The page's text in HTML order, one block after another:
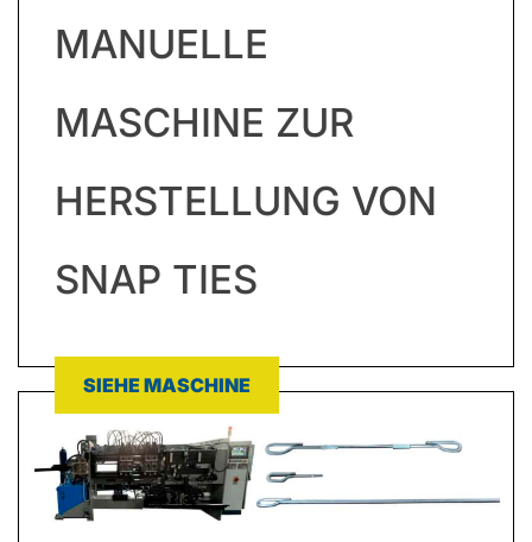
MANUELLE
MASCHINE ZUR
HERSTELLUNG VON
SNAP TIES
SIEHE MASCHINE